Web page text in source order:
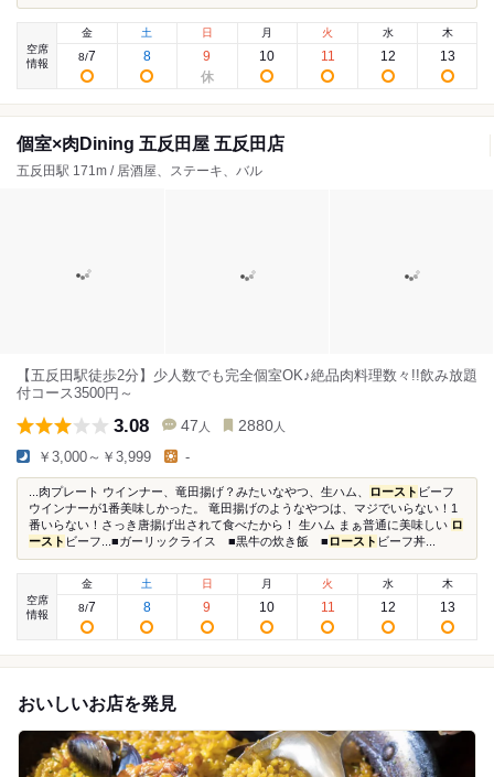
空席
情報
金
8/7
土
8
日
9
月
10
火
11
水
12
木
13
個室×肉Dining 五反田屋 五反田店
五反田駅 171m / 居酒屋、ステーキ、バル
【五反田駅徒歩2分】少人数でも完全個室OK♪絶品肉料理数々!!飲み放題
付コース3500円～
3.08 47 人 2880 人
￥3,000～￥3,999 -
...肉プレート ウインナー、竜田揚げ？みたいなやつ、生ハム、 ロースト ビーフ
ウインナーが1番美味しかった。 竜田揚げのようなやつは、マジでいらない！1
番いらない！さっき唐揚げ出されて食べたから！ 生ハム まぁ普通に美味しい ロ
ースト ビーフ...■ガーリックライス ■黒牛の炊き飯 ■ ロースト ビーフ丼...
空席
情報
金
8/7
土
8
日
9
月
10
火
11
水
12
木
13
おいしいお店を発見